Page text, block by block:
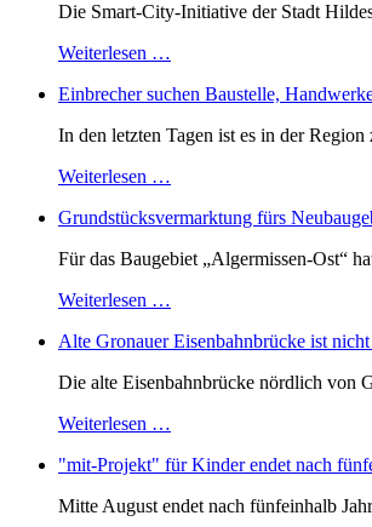
Die Smart-City-Initiative der Stadt
Weiterlesen …
Einbrecher suchen Baustelle,
In den letzten Tagen ist es in der
Weiterlesen …
Grundstücksvermarktung fürs
Für das Baugebiet „Algermissen-Ost“
Weiterlesen …
Alte Gronauer Eisenbahnbrücke ist nicht
Die alte Eisenbahnbrücke nördlich von
Weiterlesen …
"mit-Projekt" für Kinder endet nach
Mitte August endet nach fünfeinhalb